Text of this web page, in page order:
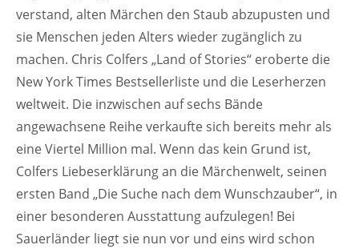
verstand, alten Märchen den Staub abzupusten und
sie Menschen jeden Alters wieder zugänglich zu
machen. Chris Colfers „Land of Stories“ eroberte die
New York Times Bestsellerliste und die Leserherzen
weltweit. Die inzwischen auf sechs Bände
angewachsene Reihe verkaufte sich bereits mehr als
eine Viertel Million mal. Wenn das kein Grund ist,
Colfers Liebeserklärung an die Märchenwelt, seinen
ersten Band „Die Suche nach dem Wunschzauber“, in
einer besonderen Ausstattung aufzulegen! Bei
Sauerländer liegt sie nun vor und eins wird schon